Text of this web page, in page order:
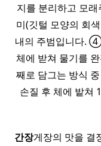
지를 분리하고 모
미(깃털 모양의 회
내의 주범입니다.
체에 받쳐 물기를
째로 담그는 방식
손질 후 체에 밭쳐
간장게장의 맛을 결